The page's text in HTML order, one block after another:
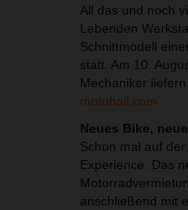
All das und noch
Lebenden
Schnittmodell
statt. Am 10.
Mechaniker
motohall.com
Neues Bike,
Schon mal auf
Experience. Das
anschließend mit